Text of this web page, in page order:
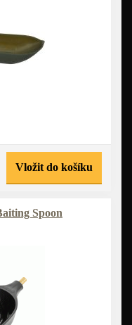
Vložit do košíku
Spoon